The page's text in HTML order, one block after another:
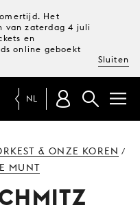
Het
van zaterdag 4 juli
en
online geboekt
Sluiten
NL
& ONZE KOREN /
MUNT